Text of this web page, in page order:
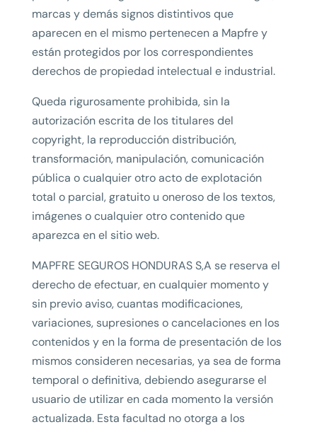
marcas y demás signos distintivos que
aparecen en el mismo pertenecen a Mapfre y
están protegidos por los correspondientes
derechos de propiedad intelectual e industrial.
Queda rigurosamente prohibida, sin la
autorización escrita de los titulares del
copyright, la reproducción distribución,
transformación, manipulación, comunicación
pública o cualquier otro acto de explotación
total o parcial, gratuito u oneroso de los textos,
imágenes o cualquier otro contenido que
aparezca en el sitio web.
MAPFRE SEGUROS HONDURAS S,A se reserva el
derecho de efectuar, en cualquier momento y
sin previo aviso, cuantas modificaciones,
variaciones, supresiones o cancelaciones en los
contenidos y en la forma de presentación de los
mismos consideren necesarias, ya sea de forma
temporal o definitiva, debiendo asegurarse el
usuario de utilizar en cada momento la versión
actualizada. Esta facultad no otorga a los